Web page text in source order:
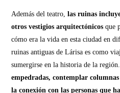
Además del teatro,las ruinas
otros vestigios arquitectónicos que
cómo era la vida en esta ciudad en
ruinas antiguas de Lárisa es como
sumergirse en la historia de la
empedradas, contemplar
la conexión con las personas que